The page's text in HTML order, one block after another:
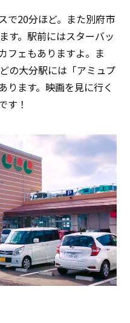
で20分ほど。また別府市
す。駅前にはスターバッ
フェもありますよ。ま
の大分駅には「アミュプ
ります。映画を見に行く
す！